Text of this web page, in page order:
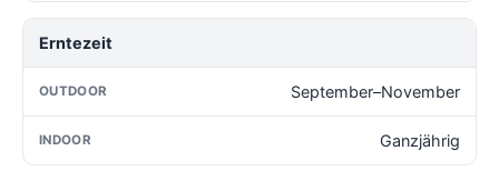
Erntezeit
September–November
Ganzjährig